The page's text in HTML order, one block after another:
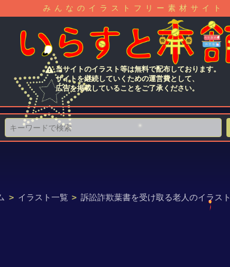
みんなのイラストフリー素材サイト
当サイトのイラスト等は無料で配布しております。
サイトを継続していくための運営費として、
広告を掲載していることをご了承ください。
> イラスト一覧 > 訴訟詐欺葉書を受け取る老人のイラスト